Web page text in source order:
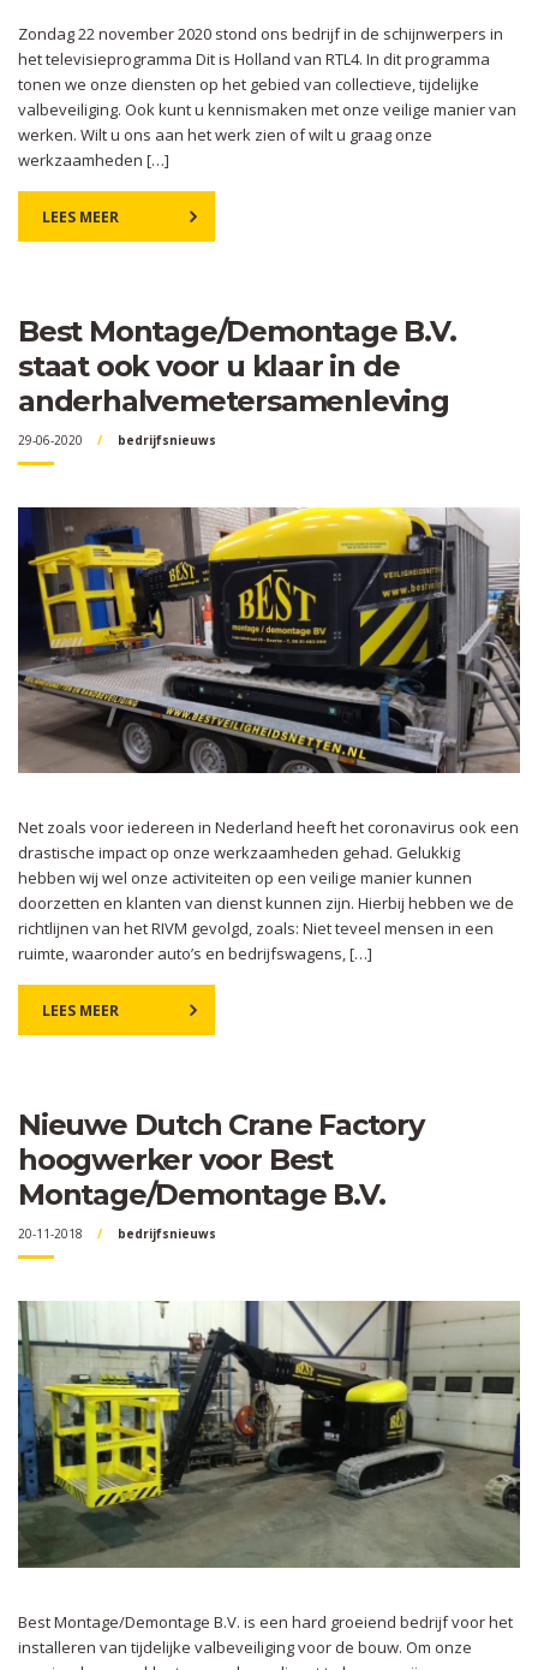
Zondag 22 november 2020 stond ons bedrijf in de schijnwerpers in
het televisieprogramma Dit is Holland van RTL4. In dit programma
tonen we onze diensten op het gebied van collectieve, tijdelijke
valbeveiliging. Ook kunt u kennismaken met onze veilige manier van
werken. Wilt u ons aan het werk zien of wilt u graag onze
werkzaamheden […]
LEES MEER
Best Montage/Demontage B.V.
staat ook voor u klaar in de
anderhalvemetersamenleving
29-06-2020 bedrijfsnieuws
Net zoals voor iedereen in Nederland heeft het coronavirus ook een
drastische impact op onze werkzaamheden gehad. Gelukkig
hebben wij wel onze activiteiten op een veilige manier kunnen
doorzetten en klanten van dienst kunnen zijn. Hierbij hebben we de
richtlijnen van het RIVM gevolgd, zoals: Niet teveel mensen in een
ruimte, waaronder auto’s en bedrijfswagens, […]
LEES MEER
Nieuwe Dutch Crane Factory
hoogwerker voor Best
Montage/Demontage B.V.
20-11-2018 bedrijfsnieuws
Best Montage/Demontage B.V. is een hard groeiend bedrijf voor het
installeren van tijdelijke valbeveiliging voor de bouw. Om onze